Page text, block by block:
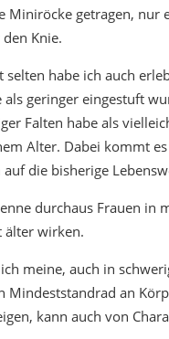
Miniröcke getragen, nur
Knie.
selten habe ich auch
als geringer eingestuft
Falten habe als
Alter. Dabei kommt
auf die bisherige
durchaus Frauen in
älter wirken.
meine, auch in
Mindeststandrad an
kann auch von